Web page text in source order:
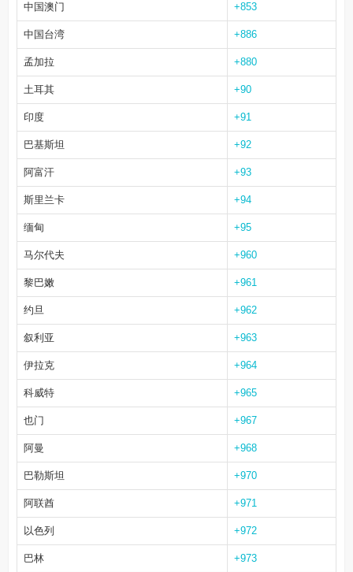
中国澳门 +853
中国台湾 +886
孟加拉 +880
土耳其 +90
印度 +91
巴基斯坦 +92
阿富汗 +93
斯里兰卡 +94
缅甸 +95
马尔代夫 +960
黎巴嫩 +961
约旦 +962
叙利亚 +963
伊拉克 +964
科威特 +965
也门 +967
阿曼 +968
巴勒斯坦 +970
阿联酋 +971
以色列 +972
巴林 +973